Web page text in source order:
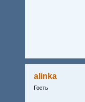
alinka
Гость